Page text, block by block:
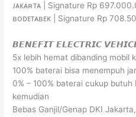
ᴊᴀᴋᴀʀᴛᴀ | Signature Rp
ʙᴏᴅᴇᴛᴀʙᴇᴋ | Signature Rp
𝘽𝙀𝙉𝙀𝙁𝙄𝙏 𝙀𝙇𝙀𝘾𝙏𝙍𝙄𝘾
5x lebih hemat dibanding mobil
100% baterai bisa menempuh
0% – 100% baterai cukup
kemudian
Bebas Ganjil/Genap DKI